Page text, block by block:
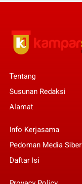
Tentang
Susunan Redaksi
Alamat
Info Kerjasama
Pedoman Media Siber
Daftar Isi